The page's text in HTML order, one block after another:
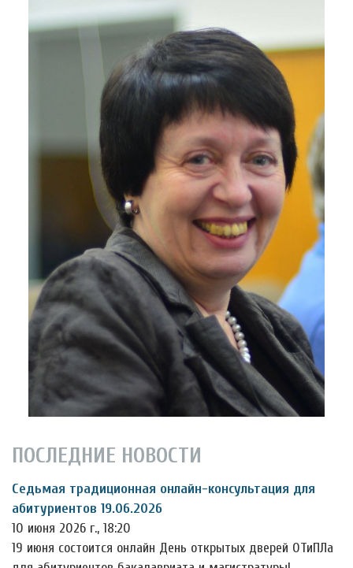
ПОСЛЕДНИЕ НОВОСТИ
Седьмая традиционная онлайн-консультация для
абитуриентов 19.06.2026
10 июня 2026 г., 18:20
19 июня состоится онлайн День открытых дверей ОТиПЛа